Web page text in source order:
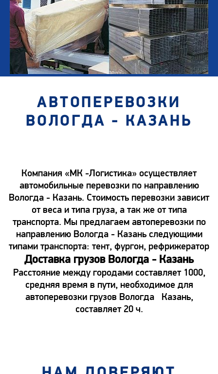
АВТОПЕРЕВОЗКИ
ВОЛОГДА - КАЗАНЬ
Компания «МК -Логистика» осуществляет
автомобильные перевозки по направлению
Вологда - Казань. Стоимость перевозки зависит
от веса и типа груза, а так же от типа
транспорта. Мы предлагаем автоперевозки по
направлению Вологда - Казань следующими
типами транспорта: тент, фургон, рефрижератор
Доставка грузов Вологда - Казань
Расстояние между городами составляет 1000,
средняя время в пути, необходимое для
автоперевозки грузов Вологда Казань,
составляет 20 ч.